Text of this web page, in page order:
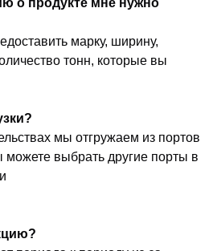
марку, ширину,
тонн, которые вы
мы отгружаем из портов
выбрать другие порты в